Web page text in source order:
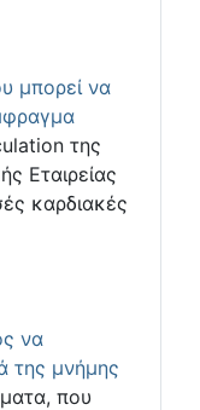
μπορεί να
της
Εταιρείας
καρδιακές
να
της μνήμης
που